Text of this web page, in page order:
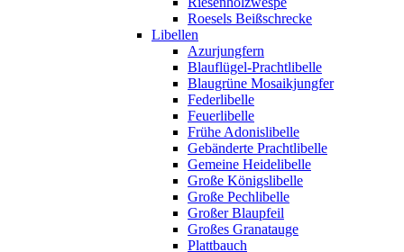
Roesels Beißschrecke
Libellen
Azurjungfern
Blauflügel-Prachtlibelle
Blaugrüne Mosaikjungfer
Federlibelle
Feuerlibelle
Frühe Adonislibelle
Gebänderte Prachtlibelle
Gemeine Heidelibelle
Große Königslibelle
Große Pechlibelle
Großer Blaupfeil
Großes Granatauge
Plattbauch